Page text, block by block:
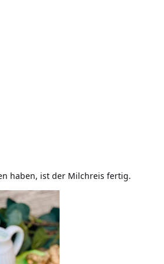
haben, ist der Milchreis fertig.